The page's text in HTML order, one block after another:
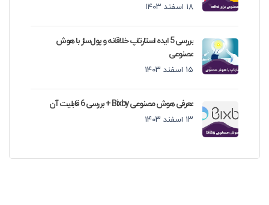
۱۸ اسفند ۱۴۰۳
بررسی 5 ایده استارتاپ خلاقانه و پول‌ساز با هوش
مصنوعی
۱۵ اسفند ۱۴۰۳
معرفی هوش مصنوعی Bixby + بررسی 6 قابلیت آن
۱۳ اسفند ۱۴۰۳